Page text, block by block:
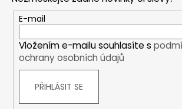
E-mail
Vložením e-mailu souhlasíte s
ochrany osobních údajů
PŘIHLÁSIT SE